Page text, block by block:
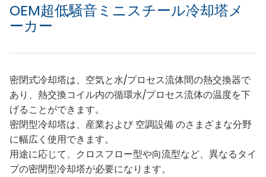
OEM超低騒音ミニスチール冷却塔メ
ーカー
密閉式冷却塔は、空気と水/プロセス流体間の熱交換器で
あり、熱交換コイル内の循環水/プロセス流体の温度を下
げることができます。
密閉型冷却塔は、産業および 空調設備 のさまざまな分野
に幅広く使用できます。
用途に応じて、クロスフロー型や向流型など、異なるタイ
プの密閉型冷却塔が必要になります。